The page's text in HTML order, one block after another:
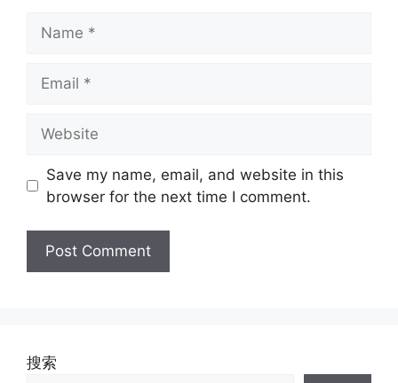
Save my name, email, and website in this
browser for the next time I comment.
搜索